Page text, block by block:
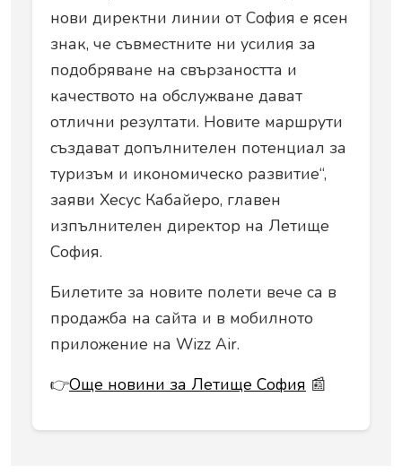
нови директни линии от София е ясен
знак, че съвместните ни усилия за
подобряване на свързаността и
качеството на обслужване дават
отлични резултати. Новите маршрути
създават допълнителен потенциал за
туризъм и икономическо развитие“,
заяви Хесус Кабайеро, главен
изпълнителен директор на Летище
София.
Билетите за новите полети вече са в
продажба на сайта и в мобилното
приложение на Wizz Air.
👉Още новини за Летище София 📰